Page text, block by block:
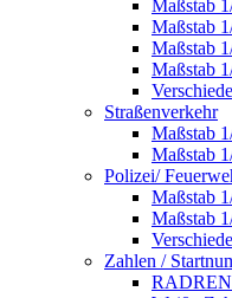
Maßstab
Maßstab
Maßstab
Maßstab
Straßenverkehr
Maßstab
Maßstab
Polizei/
Maßstab
Maßstab
Zahlen /